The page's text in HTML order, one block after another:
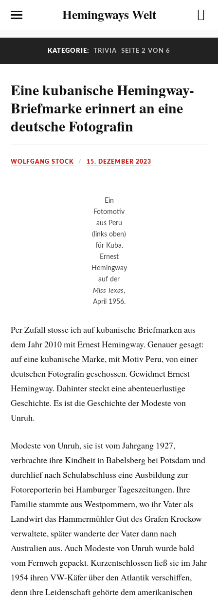
Hemingways Welt
KATEGORIE: TRIVIA SEITE 2 VON 6
Eine kubanische Hemingway-
Briefmarke erinnert an eine
deutsche Fotografin
WOLFGANG STOCK 15. DEZEMBER 2023
Ein
Fotomotiv
aus Peru
(links oben)
für Kuba.
Ernest
Hemingway
auf der
Miss Texas,
April 1956.
Per Zufall stosse ich auf kubanische Briefmarken aus
dem Jahr 2010 mit Ernest Hemingway. Genauer gesagt:
auf eine kubanische Marke, mit Motiv Peru, von einer
deutschen Fotografin geschossen. Gewidmet Ernest
Hemingway. Dahinter steckt eine abenteuerlustige
Geschichte. Es ist die Geschichte der Modeste von
Unruh.
Modeste von Unruh, sie ist vom Jahrgang 1927,
verbrachte ihre Kindheit in Babelsberg bei Potsdam und
durchlief nach Schulabschluss eine Ausbildung zur
Fotoreporterin bei Hamburger Tageszeitungen. Ihre
Familie stammte aus Westpommern, wo ihr Vater als
Landwirt das Hammermühler Gut des Grafen Krockow
verwaltete, später wanderte der Vater dann nach
Australien aus. Auch Modeste von Unruh wurde bald
vom Fernweh gepackt. Kurzentschlossen ließ sie im Jahr
1954 ihren VW-Käfer über den Atlantik verschiffen,
denn ihre Leidenschaft gehörte dem amerikanischen